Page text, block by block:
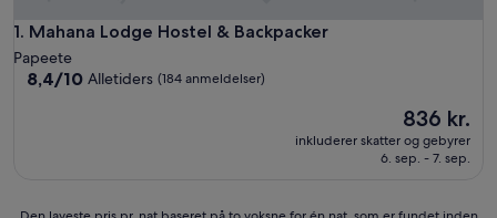
1. Mahana Lodge Hostel & Backpacker
Mahana Lodge Hostel & Backpacker
Papeete
8.4
8,4/10 Alletiders (184 anmeldelser)
Prisen
836 kr.
836 kr.
inkluderer skatter og gebyrer
6. sep. - 7. sep.